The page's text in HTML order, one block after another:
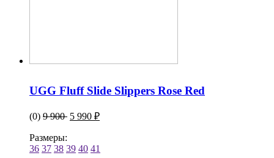
UGG Fluff Slide Slippers Rose Red
(0) 9 900 5 990 ₽
Размеры:
36 37 38 39 40 41